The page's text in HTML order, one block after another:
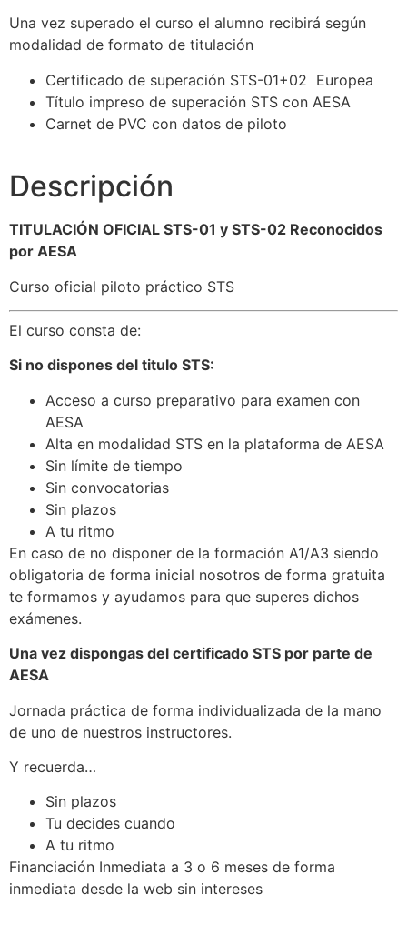
Una vez superado el curso el alumno recibirá según
modalidad de formato de titulación
Certificado de superación STS-01+02 Europea
Título impreso de superación STS con AESA
Carnet de PVC con datos de piloto
Descripción
TITULACIÓN OFICIAL STS-01 y STS-02 Reconocidos
por AESA
Curso oficial piloto práctico STS
El curso consta de:
Si no dispones del titulo STS:
Acceso a curso preparativo para examen con
AESA
Alta en modalidad STS en la plataforma de AESA
Sin límite de tiempo
Sin convocatorias
Sin plazos
A tu ritmo
En caso de no disponer de la formación A1/A3 siendo
obligatoria de forma inicial nosotros de forma gratuita
te formamos y ayudamos para que superes dichos
exámenes.
Una vez dispongas del certificado STS por parte de
AESA
Jornada práctica de forma individualizada de la mano
de uno de nuestros instructores.
Y recuerda…
Sin plazos
Tu decides cuando
A tu ritmo
Financiación Inmediata a 3 o 6 meses de forma
inmediata desde la web sin intereses